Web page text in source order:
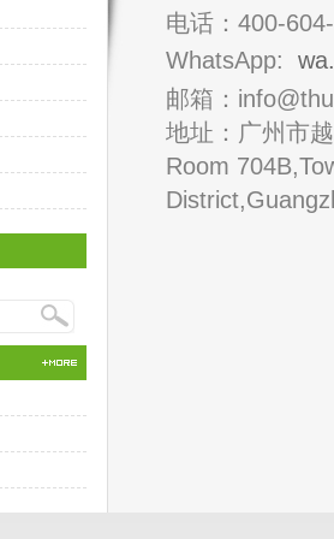
电话：400-
WhatsApp:
邮箱：
地址：广州市
Room